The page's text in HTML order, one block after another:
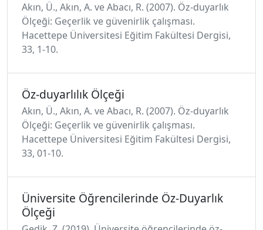
Akın, Ü., Akın, A. ve Abacı, R. (2007). Öz-duyarlık
Ölçeği: Geçerlik ve güvenirlik çalışması.
Hacettepe Üniversitesi Eğitim Fakültesi Dergisi,
33, 1-10.
Öz-duyarlılık Ölçeği
Akın, Ü., Akın, A. ve Abacı, R. (2007). Öz-duyarlık
Ölçeği: Geçerlik ve güvenirlik çalışması.
Hacettepe Üniversitesi Eğitim Fakültesi Dergisi,
33, 01-10.
Üniversite Öğrencilerinde Öz-Duyarlık
Ölçeği